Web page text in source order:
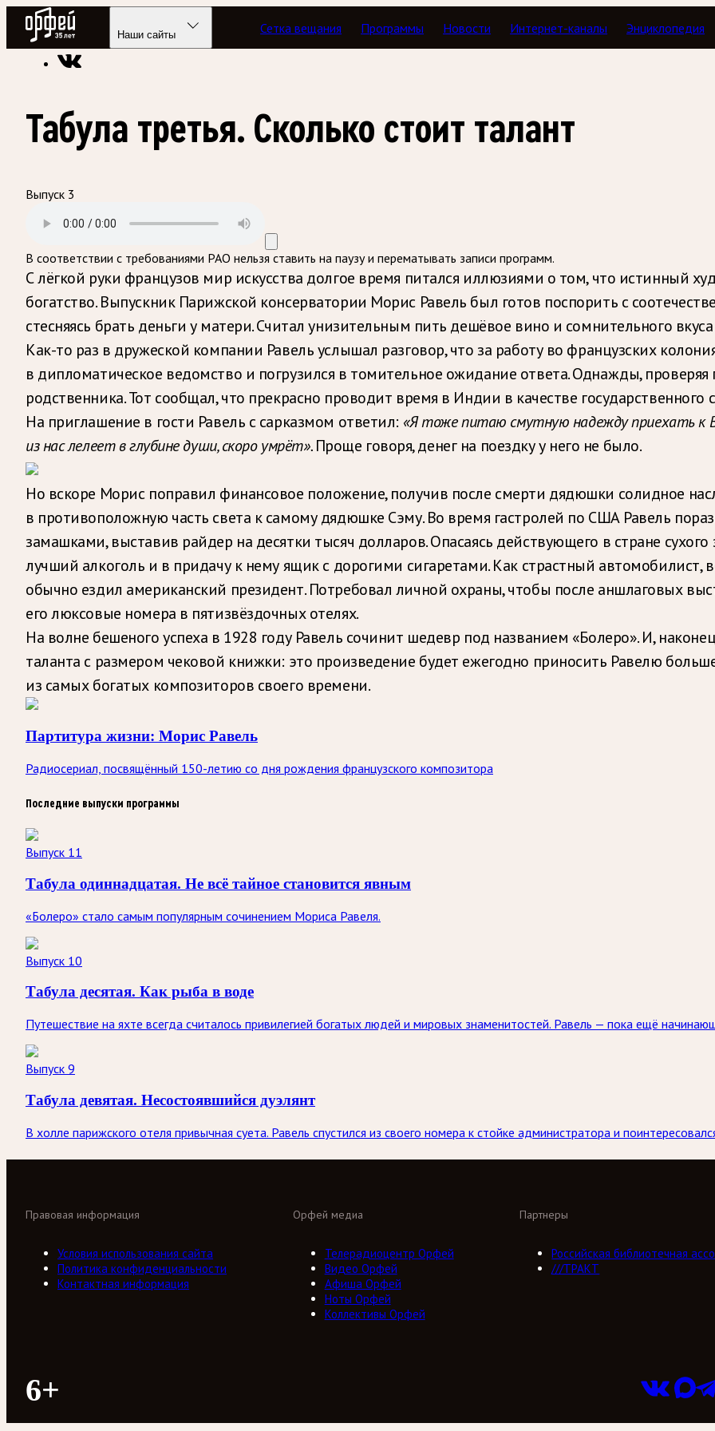
Радио Орфей
Наши сайты Сетка вещания Программы Новости Интернет-каналы Энциклопедия
Радио классической музыки «Орфей» Подкасты Партитура жизни: Морис Равель
Табула третья. Сколько стоит талант
Выпуск 3
В соответствии с требованиями РАО нельзя ставить на паузу и перематывать записи программ.
С лёгкой руки французов мир искусства долгое время питался иллюзиями о том, что истинный
богатство. Выпускник Парижской консерватории Морис Равель был готов поспорить с
стесняясь брать деньги у матери. Считал унизительным пить дешёвое вино и сомнительного
Как-то раз в дружеской компании Равель услышал разговор, что за работу во французских
в дипломатическое ведомство и погрузился в томительное ожидание ответа. Однажды, проверяя
родственника. Тот сообщал, что прекрасно проводит время в Индии в качестве государственного
На приглашение в гости Равель с сарказмом ответил: «Я тоже питаю смутную надежду приехать к
из нас лелеет в глубине души, скоро умрёт».Проще говоря, денег на поездку у него не было.
Но вскоре Морис поправил финансовое положение, получив после смерти дядюшки солидное
в противоположную часть света к самому дядюшке Сэму. Во время гастролей по США Равель
замашками, выставив райдер на десятки тысяч долларов. Опасаясь действующего в стране
лучший алкоголь и в придачу к нему ящик с дорогими сигаретами. Как страстный автомобилист,
обычно ездил американский президент. Потребовал личной охраны, чтобы после аншлаговых
его люксовые номера в пятизвёздочных отелях.
На волне бешеного успеха в 1928 году Равель сочинит шедевр под названием «Болеро». И,
таланта с размером чековой книжки: это произведение будет ежегодно приносить Равелю
из самых богатых композиторов своего времени.
Партитура жизни: Морис Равель
Радиосериал, посвящённый 150-летию со дня рождения французского композитора
Последние выпуски программы
Выпуск 11
Табула одиннадцатая. Не всё тайное становится явным
«Болеро» стало самым популярным сочинением Мориса Равеля.
Выпуск 10
Табула десятая. Как рыба в воде
Путешествие на яхте всегда считалось привилегией богатых людей и мировых знаменитостей. Равель — пока ещё
Выпуск 9
Табула девятая. Несостоявшийся дуэлянт
В холле парижского отеля привычная суета. Равель спустился из своего номера к стойке администратора и
Орфей медиа
Телерадиоцентр Орфей
Видео Орфей
Афиша Орфей
Ноты Орфей
Коллективы Орфей
Партнеры
Российская библиотечная
///ТРАКТ
Правовая информация
Условия использования сайта
Политика конфиденциальности
Контактная информация
6+